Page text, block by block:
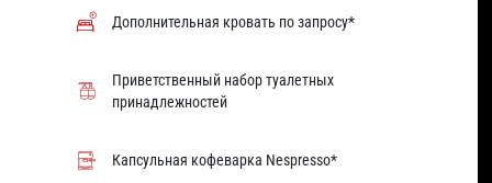
Дополнительная кровать по запросу*
Приветственный набор туалетных
принадлежностей
Капсульная кофеварка Nespresso*